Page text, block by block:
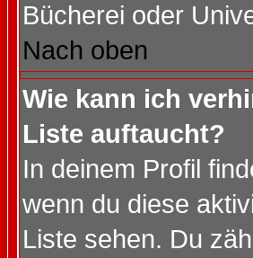
Bücherei oder
Nach oben
Wie kann ich
Liste auftaucht?
In deinem Profil
wenn du diese
Liste sehen. Du